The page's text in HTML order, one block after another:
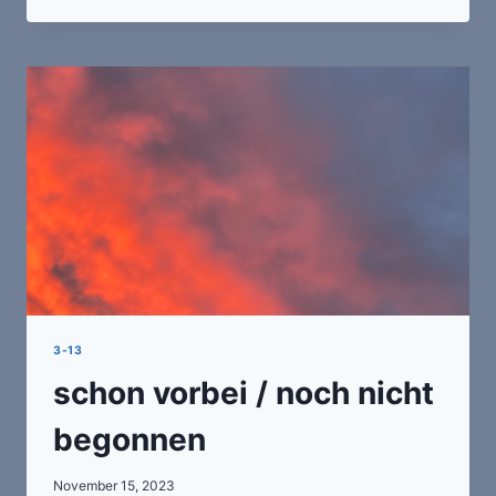
DER
ENDSPURT
3-13
schon vorbei / noch nicht
begonnen
November 15, 2023